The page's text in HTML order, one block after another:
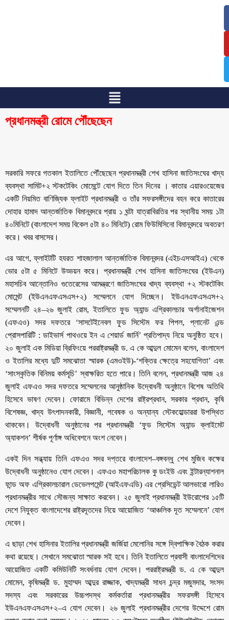
প্রধানমন্ত্রী রোমে পৌঁছেছেন
সরকারি সফরে গতকাল ইতালিতে পৌঁছেছেন প্রধানমন্ত্রী শেখ হাসিনা জাতিসংঘের খাদ্য
ব্যবস্থা সামিট+২ স্টকটেকিং মোমেন্টে যোগ দিতে তিন দিনের । কাতার এয়ারওয়েজের
একটি নিয়মিত বাণিজ্যিক ফ্লাইট প্রধানমন্ত্রী ও তাঁর সফরসঙ্গীদের বহন করে কাতারের
দোহার হামাদ আন্তর্জাতিক বিমানবন্দরে প্রায় ১ ঘন্টা যাত্রাবিরতির পর স্থানীয় সময় ১টা
৪০মিনিটে (বাংলাদেশ সময় বিকেল ৫টা ৪০ মিনিটে) রোম ফিউমিসিনো বিমানবন্দরে অবতরণ
করে। খবর বাসসের।
এর আগে, ফ্লাইটটি হযরত শাহজালাল আন্তর্জাতিক বিমানবন্দর (এইচএসআইএ) থেকে
ভোর ৫টা ৫ মিনিটে উড্ডয়ন করে। প্রধানমন্ত্রী শেখ হাসিনা জাতিসংঘের (ইউএন)
মহাসচিব আন্তোনিও গুতেরেসের আমন্ত্রণে জাতিসংঘের খাদ্য ব্যবস্থা +২ স্টকটেকিং
মোমেন্ট (ইউএনএফএসএস+২) সম্মেলনে যোগ দিচ্ছেন। ইউএনএফএসএস+২
সম্মেলনটি ২৪–২৬ জুলাই রোম, ইতালিতে ফুড অ্যান্ড এগ্রিকালচার অর্গানাইজেশন
(এফএও) সদর দফতরে ‘সাসটেইনেবল ফুড সিস্টেম ফর পিপল, প্লানেট এন্ড
প্রোসপারিটি : ডাইভার্স পাথওয়ে ইন এ শেয়ার্ড জার্নি’ প্রতিপাদ্য নিয়ে অনুষ্ঠিত হবে।
২০ জুলাই এক মিডিয়া ব্রিফিংয়ে পররাষ্ট্রমন্ত্রী ড. এ কে আব্দুল মোমেন বলেন, বাংলাদেশ
ও ইতালির মধ্যে দুটি সমঝোতা স্মারক (এমওইউ)-‘শক্তির ক্ষেত্রে সহযোগিতা’ এবং
‘সাংস্কৃতিক বিনিময় কর্মসূচি’ স্বাক্ষরিত হতে পারে। তিনি বলেন, প্রধানমন্ত্রী আজ ২৪
জুলাই এফএও সদর দফতরে সম্মেলনের আনুষ্ঠানিক উদ্বোধনী অনুষ্ঠানে বিশেষ অতিথি
হিসেবে ভাষণ দেবেন। ফোরামে বিভিন্ন দেশের রাষ্ট্রপ্রধান, সরকার প্রধান, কৃষি
বিশেষজ্ঞ, খাদ্য উৎপাদনকারী, বিজ্ঞানী, গবেষক ও অন্যান্য স্টেকহোল্ডাররা উপস্থিত
থাকবেন। উদ্বোধনী অনুষ্ঠানের পর প্রধানমন্ত্রী ‘ফুড সিস্টেম অ্যান্ড ক্লাইমেট
অ্যাকশন’ শীর্ষক পূর্ণাঙ্গ অধিবেশনে অংশ নেবেন।
একই দিন সন্ধ্যায় তিনি এফএও সদর দপ্তরে বাংলাদেশ–বঙ্গবন্ধু শেখ মুজিব কক্ষের
উদ্বোধনী অনুষ্ঠানেও যোগ দেবেন। এফএও মহাপরিচালক কু ডংইউ এবং ইন্টারন্যাশনাল
ফান্ড অফ এগ্রিকালচারাল ডেভেলপমেন্ট (আইএফএডি) এর প্রেসিডেন্ট আলভারো লারিও
প্রধানমন্ত্রীর সাথে সৌজন্য সাক্ষাত করবেন। ২৫ জুলাই প্রধানমন্ত্রী ইউরোপের ১৫টি
দেশে নিযুক্ত বাংলাদেশের রাষ্ট্রদূতদের নিয়ে আয়োজিত ‘আঞ্চলিক দূত সম্মেলনে’ যোগ
দেবেন।
এ ছাড়া শেখ হাসিনার ইতালির প্রধানমন্ত্রী জর্জিয়া মেলোনির সঙ্গে দ্বিপাক্ষিক বৈঠক করার
কথা রয়েছে। সেখানে সমঝোতা স্মারক সই হবে। তিনি ইতালিতে প্রবাসী বাংলাদেশিদের
আয়োজিত একটি কমিউনিটি সংবর্ধনায় যোগ দেবেন। পররাষ্ট্রমন্ত্রী ড. এ কে আব্দুল
মোমেন, কৃষিমন্ত্রী ড. মুহাম্মদ আব্দুর রাজ্জাক, খাদ্যমন্ত্রী সাধন চন্দ্র মজুমদার, সংসদ
সদস্য এবং সরকারের উচ্চপদস্থ কর্মকর্তারা প্রধানমন্ত্রীর সফরসঙ্গী হিসেবে
ইউএনএফএসএস+২–এ যোগ দেবেন। ২৬ জুলাই প্রধানমন্ত্রীর দেশের উদ্দেশে রোম